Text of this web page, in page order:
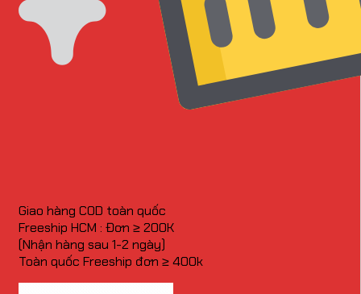
Giao hàng COD toàn quốc
Freeship HCM : Đơn ≥ 200K
(Nhận hàng sau 1-2 ngày)
Toàn quốc Freeship đơn ≥ 400k